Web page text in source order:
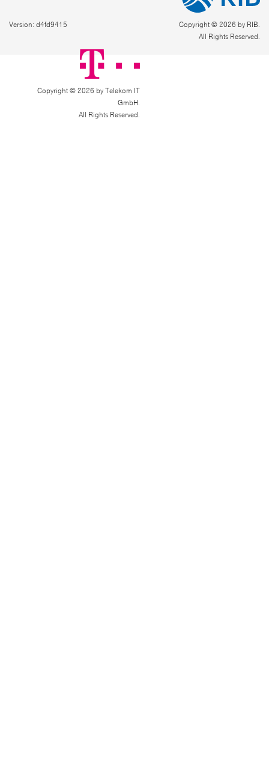
Version: d4fd9415
Copyright © 2026 by RIB.
All Rights Reserved.
Copyright © 2026 by Telekom IT
GmbH.
All Rights Reserved.